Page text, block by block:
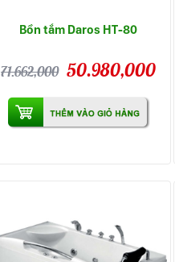
Bồn tắm Daros HT-80
71.662,000 50.980,000